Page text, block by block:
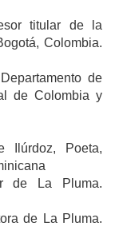
titular de la
Colombia.
de
de Colombia y
Ilúrdoz, Poeta,
de La Pluma.
de La Pluma.